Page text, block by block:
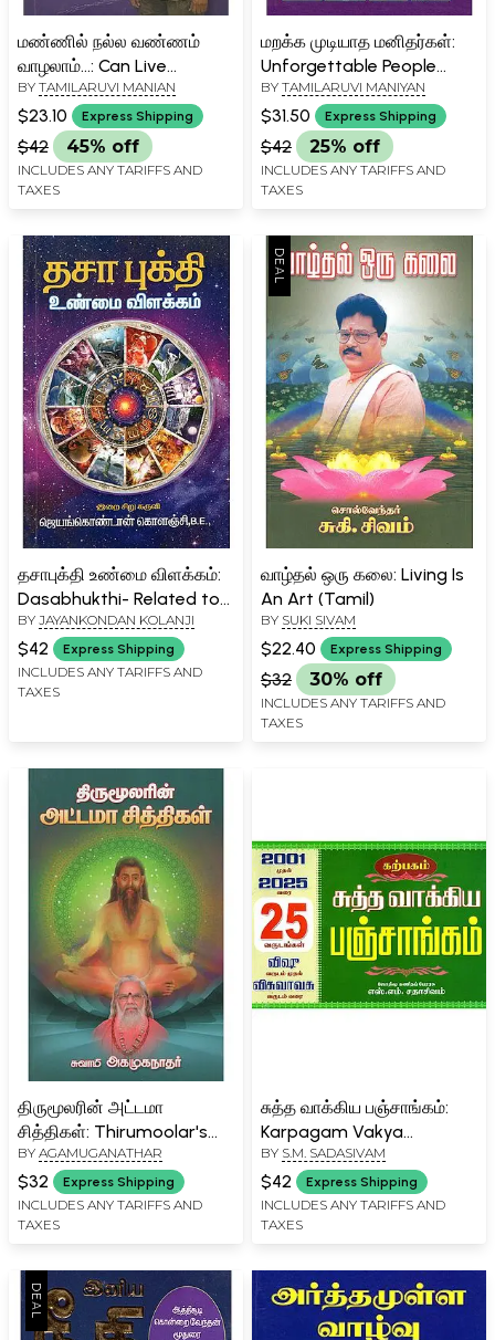
மண்ணில் நல்ல வண்ணம்
வாழலாம்...: Can Live
Comfortably Here (Tamil)
BY TAMILARUVI MANIAN
$23.10 Express Shipping
$42 45% off
INCLUDES ANY TARIFFS AND
TAXES
மறக்க முடியாத மனிதர்கள்:
Unforgettable People
(Tamil)
BY TAMILARUVI MANIYAN
$31.50 Express Shipping
$42 25% off
INCLUDES ANY TARIFFS AND
TAXES
தசாபுக்தி உண்மை விளக்கம்:
Dasabhukthi- Related to
Astrology With True
Explanation (Tamil)
BY JAYANKONDAN KOLANJI
$42 Express Shipping
INCLUDES ANY TARIFFS AND
TAXES
வாழ்தல் ஒரு கலை: Living Is
An Art (Tamil)
BY SUKI SIVAM
$22.40 Express Shipping
$32 30% off
INCLUDES ANY TARIFFS AND
TAXES
திருமூலரின் அட்டமா
சித்திகள்: Thirumoolar's
Eight Siddhis and
Capabilities (Tamil)
BY AGAMUGANATHAR
$32 Express Shipping
INCLUDES ANY TARIFFS AND
TAXES
சுத்த வாக்கிய பஞ்சாங்கம்:
Karpagam Vakya
Panchang (Tamil)
BY S.M. SADASIVAM
$42 Express Shipping
INCLUDES ANY TARIFFS AND
TAXES